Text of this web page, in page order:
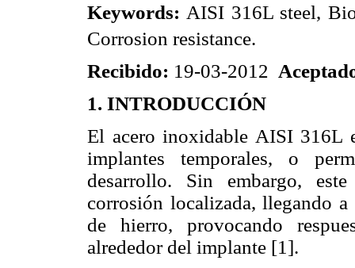
Keywords: AISI 316L steel,
Corrosion resistance.
Recibido: 19-03-2012
1. INTRODUCCIÓN
El acero inoxidable AISI 316L
implantes temporales, o
desarrollo. Sin embargo,
corrosión localizada, llegando
de hierro, provocando
alrededor del implante [1].